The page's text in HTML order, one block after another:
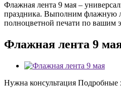
Флажная лента 9 мая –
праздника. Выполним флажную
полноцветной печати по вашим
Флажная лента 9
Нужна консультация Подробные